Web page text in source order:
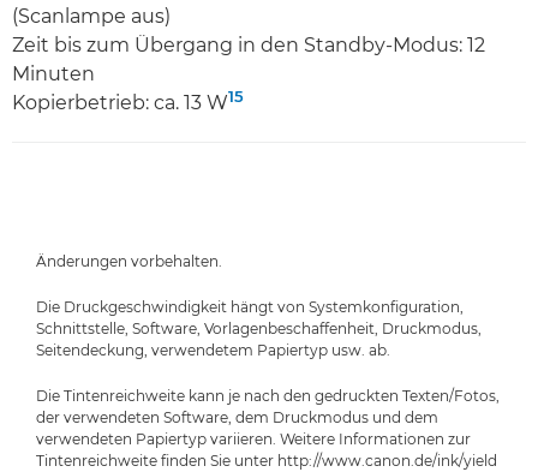
(Scanlampe aus)
Zeit bis zum Übergang in den Standby-Modus: 12
Minuten
Kopierbetrieb: ca. 13 W15
Änderungen vorbehalten.
Die Druckgeschwindigkeit hängt von Systemkonfiguration,
Schnittstelle, Software, Vorlagenbeschaffenheit, Druckmodus,
Seitendeckung, verwendetem Papiertyp usw. ab.
Die Tintenreichweite kann je nach den gedruckten Texten/Fotos,
der verwendeten Software, dem Druckmodus und dem
verwendeten Papiertyp variieren. Weitere Informationen zur
Tintenreichweite finden Sie unter http://www.canon.de/ink/yield